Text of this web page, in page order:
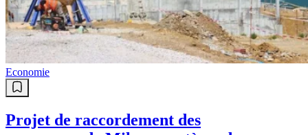
Economie
Projet de raccordement des